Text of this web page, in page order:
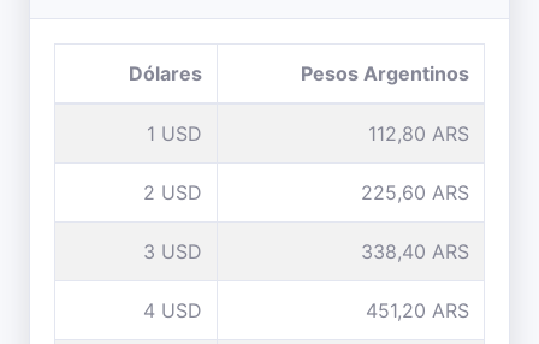
Dólares Pesos Argentinos
1 USD 112,80 ARS
2 USD 225,60 ARS
3 USD 338,40 ARS
4 USD 451,20 ARS